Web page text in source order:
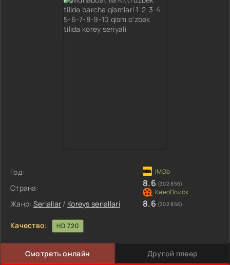
Год:
Страна:
Жанр: Seriallar / Koreys seriallari
8.6 (302 856)
8.6 (302 856)
Качество: HD 720
Смотреть онлайн Другой плеер